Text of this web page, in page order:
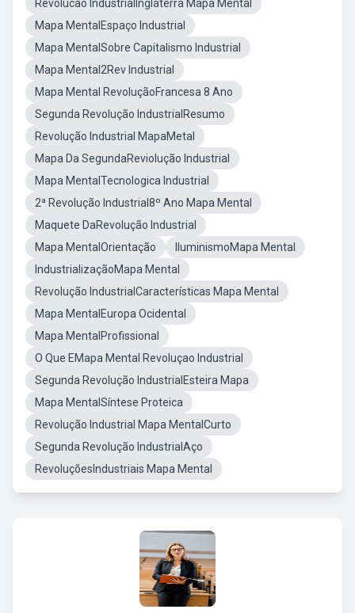
Revolucao IndustrialInglaterra Mapa Mental
Mapa MentalEspaço Industrial
Mapa MentalSobre Capitalismo Industrial
Mapa Mental2Rev Industrial
Mapa Mental RevoluçãoFrancesa 8 Ano
Segunda Revolução IndustrialResumo
Revolução Industrial MapaMetal
Mapa Da SegundaReviolução Industrial
Mapa MentalTecnologica Industrial
2ª Revolução Industrial8º Ano Mapa Mental
Maquete DaRevolução Industrial
Mapa MentalOrientação
IluminismoMapa Mental
IndustrializaçãoMapa Mental
Revolução IndustrialCaracterísticas Mapa Mental
Mapa MentalEuropa Ocidental
Mapa MentalProfissional
O Que EMapa Mental Revoluçao Industrial
Segunda Revolução IndustrialEsteira Mapa
Mapa MentalSíntese Proteica
Revolução Industrial Mapa MentalCurto
Segunda Revolução IndustrialAço
RevoluçõesIndustriais Mapa Mental